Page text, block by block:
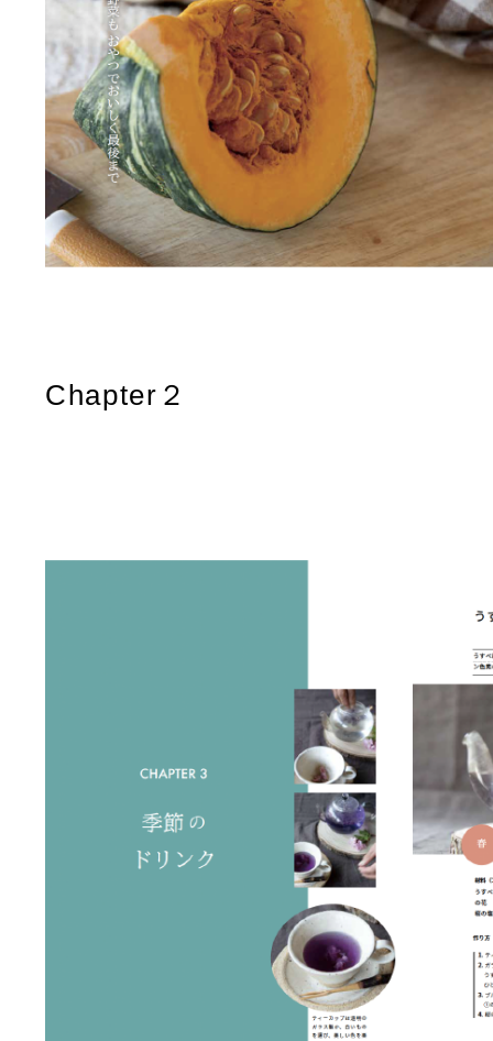
Chapter２